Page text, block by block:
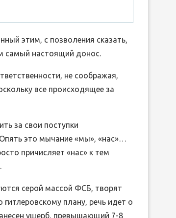
этим, с позволения сказать,
самый настоящий донос.
не соображая,
все происходящее за
за свои поступки
это мычание «мы», «нас»…
причисляет «нас» к тем
серой массой ФСБ, творят
гитлеровскому плану, речь идет о
ущерб, превышающий 7-8